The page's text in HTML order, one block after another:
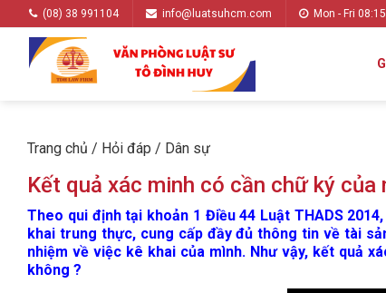
(08) 38 991104 info@luatsuhcm.com Mon - Fri
Trang chủ / Hỏi đáp / Dân sự
Kết quả xác minh có cần chữ ký
Theo qui định tại khoản 1 Điều 44 Luật THADS
khai trung thực, cung cấp đầy đủ thông tin về tài
nhiệm về việc kê khai của mình. Như vậy, kết quả
không ?